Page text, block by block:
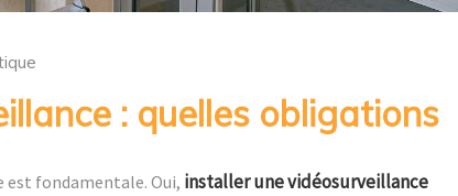
: quelles obligations
est fondamentale. Oui, installer une vidéosurveillance